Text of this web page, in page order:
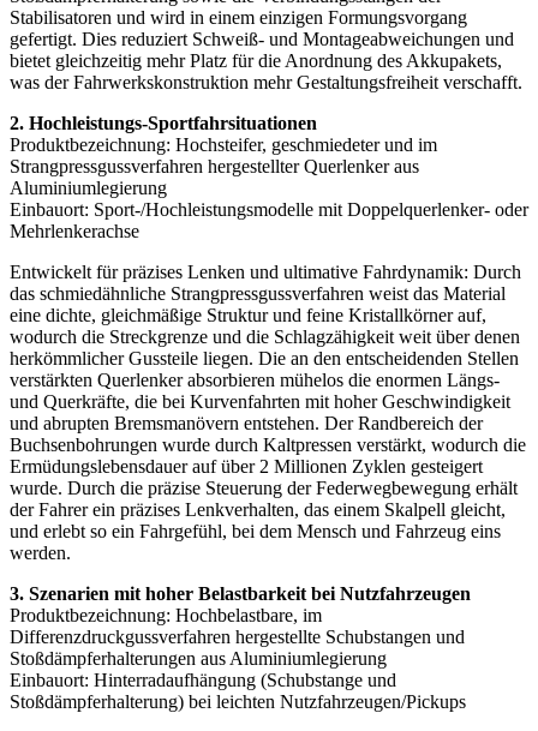
Stabilisatoren und wird in einem einzigen Formungsvorgang
gefertigt. Dies reduziert Schweiß- und Montageabweichungen und
bietet gleichzeitig mehr Platz für die Anordnung des Akkupakets,
was der Fahrwerkskonstruktion mehr Gestaltungsfreiheit verschafft.
2. Hochleistungs-Sportfahrsituationen
Produktbezeichnung: Hochsteifer, geschmiedeter und im
Strangpressgussverfahren hergestellter Querlenker aus
Aluminiumlegierung
Einbauort: Sport-/Hochleistungsmodelle mit Doppelquerlenker- oder
Mehrlenkerachse
Entwickelt für präzises Lenken und ultimative Fahrdynamik: Durch
das schmiedähnliche Strangpressgussverfahren weist das Material
eine dichte, gleichmäßige Struktur und feine Kristallkörner auf,
wodurch die Streckgrenze und die Schlagzähigkeit weit über denen
herkömmlicher Gussteile liegen. Die an den entscheidenden Stellen
verstärkten Querlenker absorbieren mühelos die enormen Längs-
und Querkräfte, die bei Kurvenfahrten mit hoher Geschwindigkeit
und abrupten Bremsmanövern entstehen. Der Randbereich der
Buchsenbohrungen wurde durch Kaltpressen verstärkt, wodurch die
Ermüdungslebensdauer auf über 2 Millionen Zyklen gesteigert
wurde. Durch die präzise Steuerung der Federwegbewegung erhält
der Fahrer ein präzises Lenkverhalten, das einem Skalpell gleicht,
und erlebt so ein Fahrgefühl, bei dem Mensch und Fahrzeug eins
werden.
3. Szenarien mit hoher Belastbarkeit bei Nutzfahrzeugen
Produktbezeichnung: Hochbelastbare, im
Differenzdruckgussverfahren hergestellte Schubstangen und
Stoßdämpferhalterungen aus Aluminiumlegierung
Einbauort: Hinterradaufhängung (Schubstange und
Stoßdämpferhalterung) bei leichten Nutzfahrzeugen/Pickups